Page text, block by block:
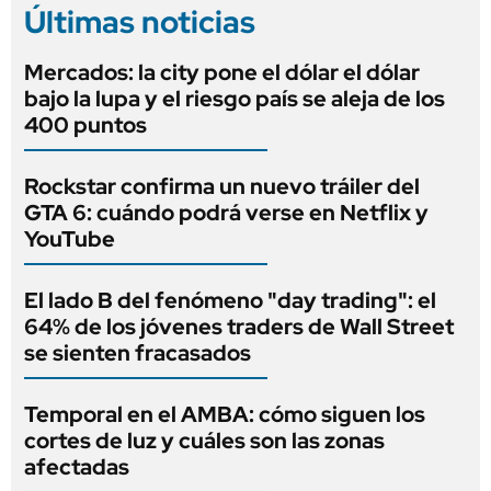
Últimas noticias
Mercados: la city pone el dólar el dólar
bajo la lupa y el riesgo país se aleja de los
400 puntos
Rockstar confirma un nuevo tráiler del
GTA 6: cuándo podrá verse en Netflix y
YouTube
El lado B del fenómeno "day trading": el
64% de los jóvenes traders de Wall Street
se sienten fracasados
Temporal en el AMBA: cómo siguen los
cortes de luz y cuáles son las zonas
afectadas